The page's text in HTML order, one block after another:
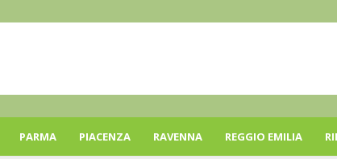
PARMA PIACENZA RAVENNA REGGIO EMILIA